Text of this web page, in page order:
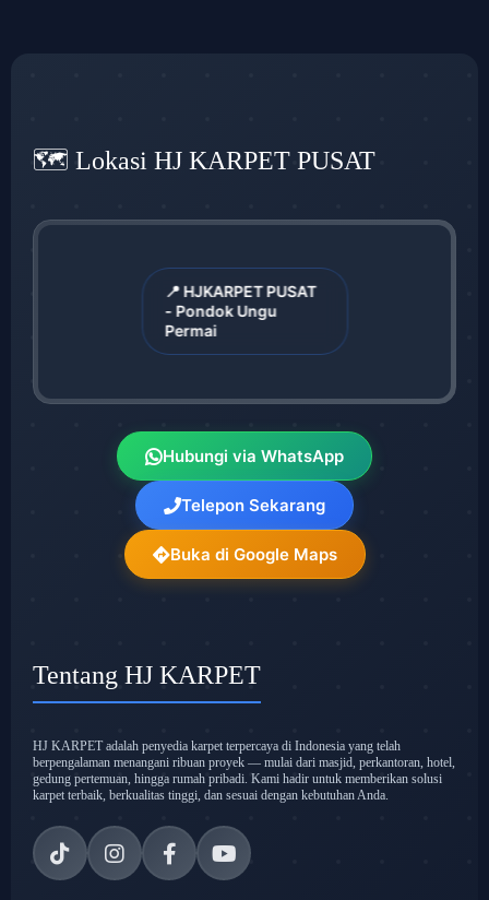
🗺️ Lokasi HJ KARPET PUSAT
📍 HJKARPET PUSAT
- Pondok Ungu
Permai
Hubungi via WhatsApp
Telepon Sekarang
Buka di Google Maps
Tentang HJ KARPET
HJ KARPET adalah penyedia karpet terpercaya di Indonesia yang telah
berpengalaman menangani ribuan proyek — mulai dari masjid, perkantoran, hotel,
gedung pertemuan, hingga rumah pribadi. Kami hadir untuk memberikan solusi
karpet terbaik, berkualitas tinggi, dan sesuai dengan kebutuhan Anda.